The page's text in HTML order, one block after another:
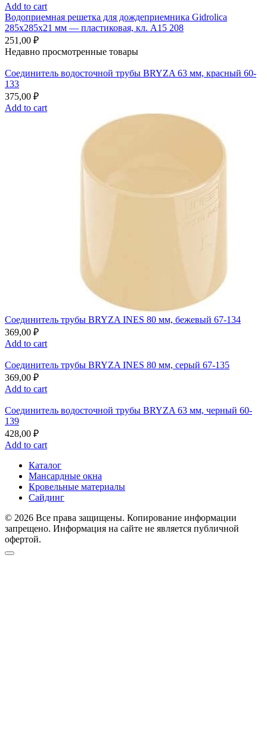
Add to cart
Водоприемная решетка для дождеприемника Gidrolica
285х285х21 мм — пластиковая, кл. А15 208
251,00 ₽
Недавно просмотренные товары
Соединитель водосточной трубы BRYZA 63 мм, краcный 60-
133
375,00 ₽
Add to cart
Соединитель трубы BRYZA INES 80 мм, бежевый 67-134
369,00 ₽
Add to cart
Соединитель трубы BRYZA INES 80 мм, серый 67-135
369,00 ₽
Add to cart
Соединитель водосточной трубы BRYZA 63 мм, черный 60-
139
428,00 ₽
Add to cart
Каталог
Мансардные окна
Кровельные материалы
Сайдинг
© 2026 Все права защищены. Копирование информации
запрещено. Информация на сайте не является публичной
офертой.